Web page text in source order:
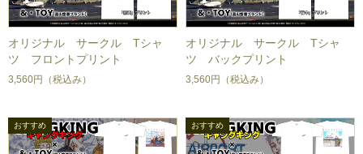
オリジナル サークル Tシャ
ツ フロントプリント
3,560円 （税込み）
オリジナル サークル Tシャ
ツ バックプリント
3,560円 （税込み）